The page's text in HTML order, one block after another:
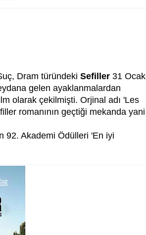
Dram türündeki Sefiller 31 Ocak
gelen ayaklanmalardan
olarak çekilmişti. Orjinal adı 'Les
romanının geçtiği mekanda yani
92. Akademi Ödülleri 'En iyi